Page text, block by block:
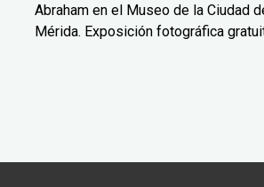
Abraham en el Museo de la Ciudad
Mérida. Exposición fotográfica